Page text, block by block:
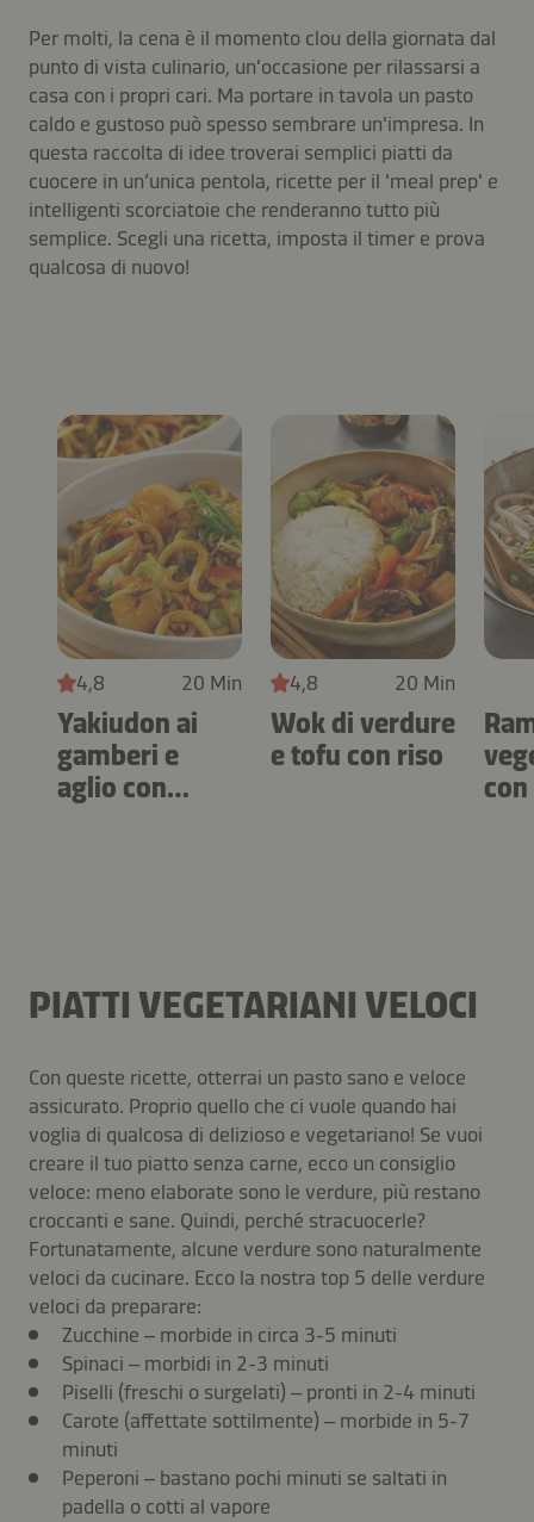
Per molti, la cena è il momento clou della giornata dal
punto di vista culinario, un'occasione per rilassarsi a
casa con i propri cari. Ma portare in tavola un pasto
caldo e gustoso può spesso sembrare un'impresa. In
questa raccolta di idee troverai semplici piatti da
cuocere in un’unica pentola, ricette per il 'meal prep' e
intelligenti scorciatoie che renderanno tutto più
semplice. Scegli una ricetta, imposta il timer e prova
qualcosa di nuovo!
4,8 20 Min
Yakiudon ai
gamberi e
aglio con
4,8 20 Min
Wok di verdure
e tofu con riso
PIATTI VEGETARIANI VELOCI
Con queste ricette, otterrai un pasto sano e veloce
assicurato. Proprio quello che ci vuole quando hai
voglia di qualcosa di delizioso e vegetariano! Se vuoi
creare il tuo piatto senza carne, ecco un consiglio
veloce: meno elaborate sono le verdure, più restano
croccanti e sane. Quindi, perché stracuocerle?
Fortunatamente, alcune verdure sono naturalmente
veloci da cucinare. Ecco la nostra top 5 delle verdure
veloci da preparare:
Zucchine – morbide in circa 3-5 minuti
Spinaci – morbidi in 2-3 minuti
Piselli (freschi o surgelati) – pronti in 2-4 minuti
Carote (affettate sottilmente) – morbide in 5-7
minuti
Peperoni – bastano pochi minuti se saltati in
padella o cotti al vapore